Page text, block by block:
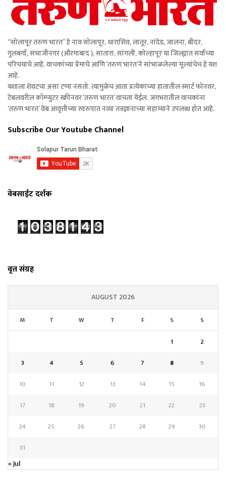
“सोलापूर तरुण भारत” हे नाव सोलापूर, धाराशिव, लातूर, नांदेड, जालना, बीदर,
गुलबर्गा, संभाजीनगर (औरंगाबाद ), सातारा, सांगली, कोल्हापूर या जिल्ह्यात सर्वांच्या
परिचयाचे आहे. वाचकांच्या प्रेमाचे आणि ‘तरुण भारत’ने सांभाळलेल्या मूल्यांचेच हे यश
आहे.
यशाला शेवटचा असा टप्पा नसतो. त्यामुळेच आता प्रत्येकाच्या हातातील स्मार्ट फोनवर,
टेबलवरील कॉम्प्युटर स्क्रीनवर ‘तरुण भारत’ वाचता येईल. जगभरातील वाचकांना
‘तरुण भारत’ वेब आवृत्तीच्या स्वरुपात नव्या तंत्रज्ञानाच्या सहाय्याने उपलब्ध होत आहे.
Subscribe Our Youtube Channel
वेबसाईट दर्शक
वृत्त संग्रह
AUGUST 2026
M T W T F S S
1
2
3
4 5 6 7 8
9
10
11 12 13 14 15
16
17
18 19 20 21 22
23
24
25 26 27 28 29
30
31
« Jul